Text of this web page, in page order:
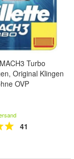
Turbo
Original Klingen
OVP
41